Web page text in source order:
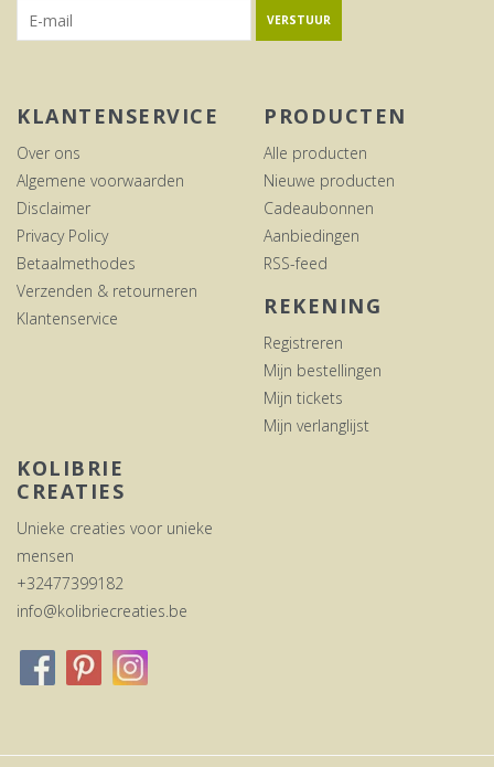
VERSTUUR
KLANTENSERVICE
Over ons
Algemene voorwaarden
Disclaimer
Privacy Policy
Betaalmethodes
Verzenden & retourneren
Klantenservice
PRODUCTEN
Alle producten
Nieuwe producten
Cadeaubonnen
Aanbiedingen
RSS-feed
REKENING
Registreren
Mijn bestellingen
Mijn tickets
Mijn verlanglijst
KOLIBRIE
CREATIES
Unieke creaties voor unieke
mensen
+32477399182
info@kolibriecreaties.be